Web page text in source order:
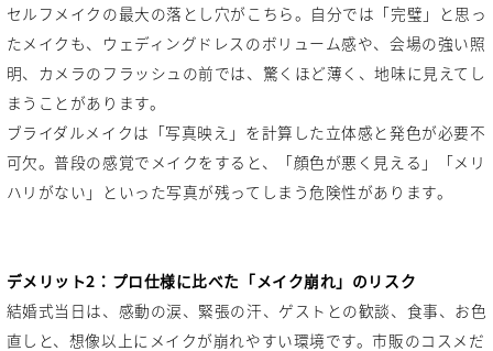
セルフメイクの最大の落とし穴がこちら。自分では「完璧」と思っ
たメイクも、ウェディングドレスのボリューム感や、会場の強い照
明、カメラのフラッシュの前では、驚くほど薄く、地味に見えてし
まうことがあります。
ブライダルメイクは「写真映え」を計算した立体感と発色が必要不
可欠。普段の感覚でメイクをすると、「顔色が悪く見える」「メリ
ハリがない」といった写真が残ってしまう危険性があります。
デメリット2：プロ仕様に比べた「メイク崩れ」のリスク
結婚式当日は、感動の涙、緊張の汗、ゲストとの歓談、食事、お色
直しと、想像以上にメイクが崩れやすい環境です。市販のコスメだ